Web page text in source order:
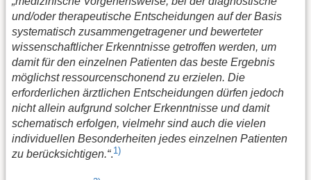
und/oder therapeutische Entscheidungen auf der Basis
systematisch zusammengetragener und bewerteter
wissenschaftlicher Erkenntnisse getroffen werden, um
damit für den einzelnen Patienten das beste Ergebnis
möglichst ressourcenschonend zu erzielen. Die
erforderlichen ärztlichen Entscheidungen dürfen jedoch
nicht allein aufgrund solcher Erkenntnisse und damit
schematisch erfolgen, vielmehr sind auch die vielen
individuellen Besonderheiten jedes einzelnen Patienten
zu berücksichtigen.“.1)